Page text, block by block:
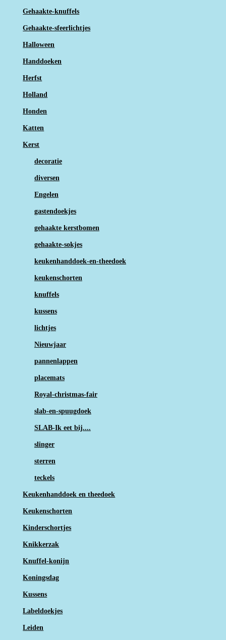
Gehaakte-knuffels
Gehaakte-sfeerlichtjes
Halloween
Handdoeken
Herfst
Holland
Honden
Katten
Kerst
decoratie
diversen
Engelen
gastendoekjes
gehaakte kerstbomen
gehaakte-sokjes
keukenhanddoek-en-theedoek
keukenschorten
knuffels
kussens
lichtjes
Nieuwjaar
pannenlappen
placemats
Royal-christmas-fair
slab-en-spuugdoek
SLAB-Ik eet bij....
slinger
sterren
teckels
Keukenhanddoek en theedoek
Keukenschorten
Kinderschortjes
Knikkerzak
Knuffel-konijn
Koningsdag
Kussens
Labeldoekjes
Leiden